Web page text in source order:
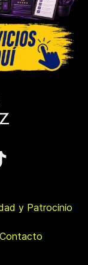
y Patrocinio
Contacto